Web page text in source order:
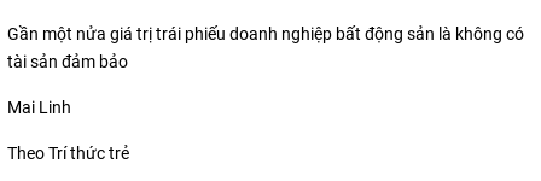
Gần một nửa giá trị trái phiếu doanh nghiệp bất động sản là không có
tài sản đảm bảo
Mai Linh
Theo Trí thức trẻ